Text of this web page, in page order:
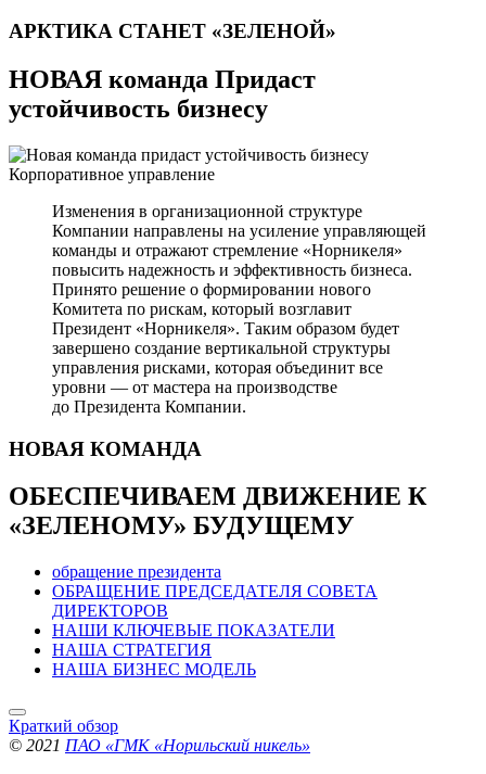
АРКТИКА СТАНЕТ «ЗЕЛЕНОЙ»
НОВАЯ команда Придаст
устойчивость бизнесу
Корпоративное управление
Изменения в организационной структуре
Компании направлены на усиление управляющей
команды и отражают стремление «Норникеля»
повысить надежность и эффективность бизнеса.
Принято решение о формировании нового
Комитета по рискам, который возглавит
Президент «Норникеля». Таким образом будет
завершено создание вертикальной структуры
управления рисками, которая объединит все
уровни — от мастера на производстве
до Президента Компании.
НОВАЯ КОМАНДА
ОБЕСПЕЧИВАЕМ ДВИЖЕНИЕ К
«ЗЕЛЕНОМУ» БУДУЩЕМУ
обращение президента
ОБРАЩЕНИЕ ПРЕДСЕДАТЕЛЯ СОВЕТА
ДИРЕКТОРОВ
НАШИ КЛЮЧЕВЫЕ ПОКАЗАТЕЛИ
НАША СТРАТЕГИЯ
НАША БИЗНЕС МОДЕЛЬ
Краткий обзор
© 2021 ПАО «ГМК «Норильский никель»